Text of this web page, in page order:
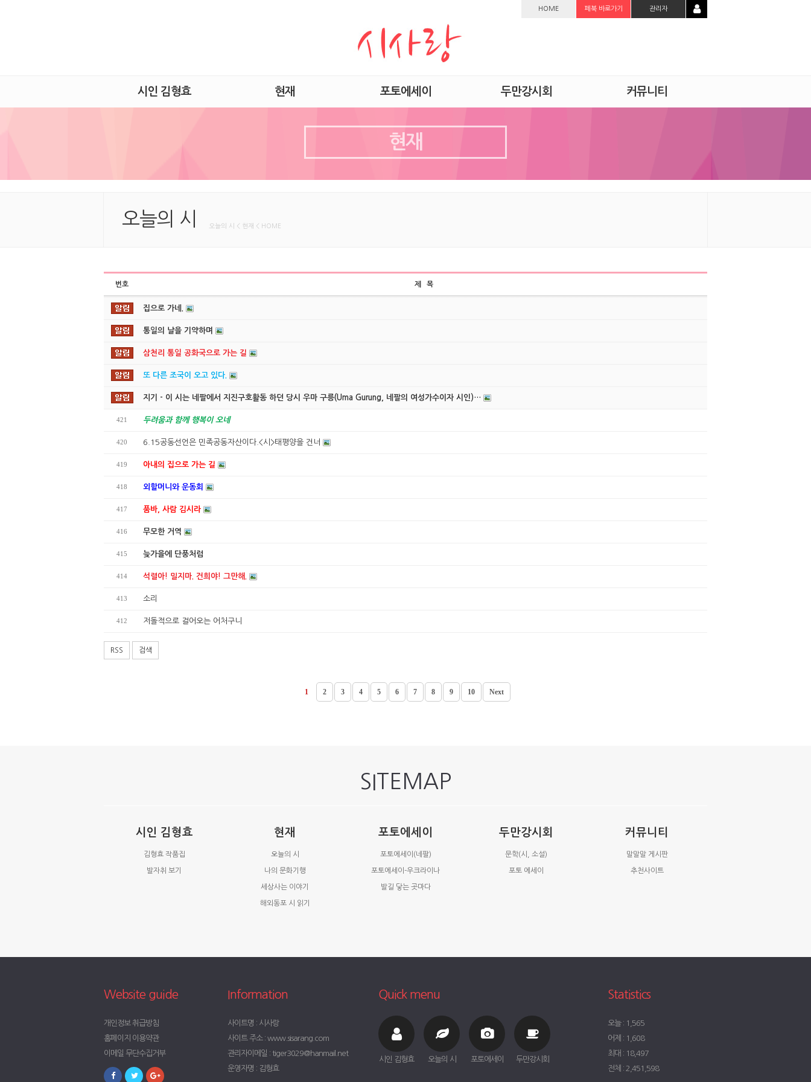
HOME 페북 바로가기 관리자
시인 김형효 현재 포토에세이 두만강시회 커뮤니티
현재
오늘의 시 오늘의 시 < 현재 < HOME
번호 제 목
집으로 가네.
통일의 날을 기약하며
삼천리 통일 공화국으로 가는 길
또 다른 조국이 오고 있다.
지기 - 이 시는 네팔에서 지진구호활동 하던 당시 우마 구릉(Uma Gurung, 네팔의 여성가수이자 시인)…
421 두려움과 함께 행복이 오네
420 6.15공동선언은 민족공동자산이다.<시>태평양을 건너
419 아내의 집으로 가는 길
418 외할머니와 운동회
417 품바, 사람 김시라
416 무모한 거역
415 늦가을에 단풍처럼
414 석렬아! 밀지마. 건희야! 그만해.
413 소리
412 저돌적으로 걸어오는 어처구니
RSS 검색
1 2 3 4 5 6 7 8 9 10 Next
SITEMAP
시인 김형효
김형효 작품집
발자취 보기
현재
오늘의 시
나의 문화기행
세상사는 이야기
해외동포 시 읽기
포토에세이
포토에세이(네팔)
포토에세이-우크라이나
발길 닿는 곳마다
두만강시회
문학(시, 소설)
포토 에세이
커뮤니티
말말말 게시판
추천사이트
Website guide
개인정보 취급방침
홈페이지 이용약관
이메일 무단수집거부
Information
사이트명 : 시사랑
사이트 주소 : www.sisarang.com
관리자이메일 : tiger3029@hanmail.net
운영자명 : 김형효
Quick menu
시인 김형효 오늘의 시 포토에세이 두만강시회
Statistics
오늘 : 1,565
어제 : 1,608
최대 : 18,497
전체 : 2,451,598